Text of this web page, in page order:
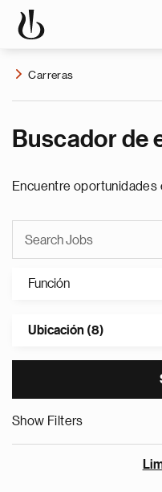
Carreras
Buscador de
Encuentre oportunidades
Función
Ubicación (8)
Show Filters